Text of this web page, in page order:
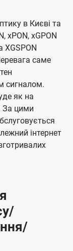
в Києві та
xPON, xGPON
XGSPON
саме
сигналом.
як на
За цими
інтернет